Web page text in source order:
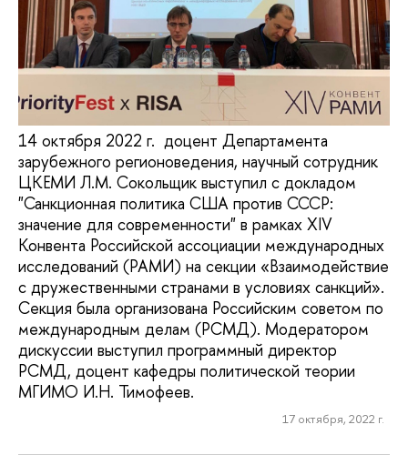
14 октября 2022 г. доцент Департамента
зарубежного регионоведения, научный сотрудник
ЦКЕМИ Л.М. Сокольщик выступил с докладом
"Санкционная политика США против СССР:
значение для современности" в рамках XIV
Конвента Российской ассоциации международных
исследований (РАМИ) на секции «Взаимодействие
с дружественными странами в условиях санкций».
Секция была организована Российским советом по
международным делам (РСМД). Модератором
дискуссии выступил программный директор
РСМД, доцент кафедры политической теории
МГИМО И.Н. Тимофеев.
17 октября, 2022 г.